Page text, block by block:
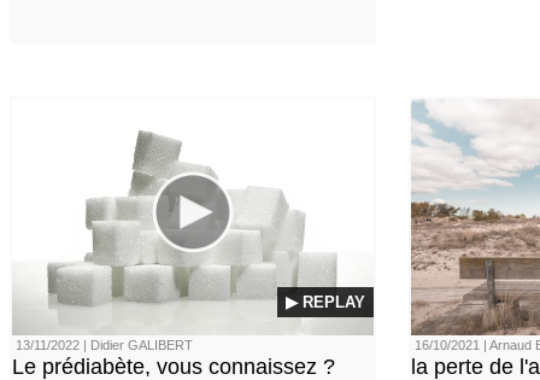
▶ REPLAY
13/11/2022 | Didier GALIBERT
Le prédiabète, vous connaissez ?
16/10/2021 | Arnaud
la perte de